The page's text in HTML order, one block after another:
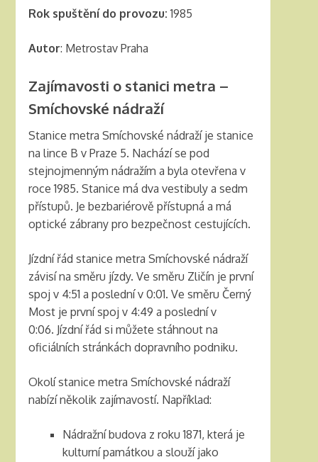
Rok spuštění do provozu:1985
Autor: Metrostav Praha
Zajímavosti o stanici metra –
Smíchovské nádraží
Stanice metra Smíchovské nádraží je stanice
na lince B v Praze 5. Nachází se pod
stejnojmenným nádražím a byla otevřena v
roce 1985. Stanice má dva vestibuly a sedm
přístupů. Je bezbariérově přístupná a má
optické zábrany pro bezpečnost cestujících.
Jízdní řád stanice metra Smíchovské nádraží
závisí na směru jízdy. Ve směru Zličín je první
spoj v 4:51 a poslední v 0:01. Ve směru Černý
Most je první spoj v 4:49 a poslední v
0:06. Jízdní řád si můžete stáhnout na
oficiálních stránkách dopravního podniku.
Okolí stanice metra Smíchovské nádraží
nabízí několik zajímavostí. Například:
Nádražní budova z roku 1871, která je
kulturní památkou a slouží jako